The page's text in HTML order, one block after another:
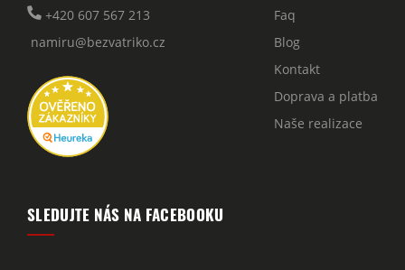
+420 607 567 213
namiru@bezvatriko.cz
Faq
Blog
Kontakt
Doprava a platba
Naše realizace
SLEDUJTE NÁS NA FACEBOOKU